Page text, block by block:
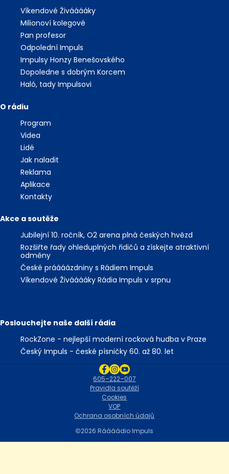
Víkendové Živááááky
Milionoví kolegové
Pan profesor
Odpolední Impuls
Impulsy Honzy Benešovského
Dopoledne s dobrým Korcem
Haló, tady Impulsovi
O rádiu
Program
Videa
Lidé
Jak naladit
Reklama
Aplikace
Kontakty
Akce a soutěže
Jubilejní 10. ročník, O2 arena plná českých hvězd
Rozšiřte řady ohleduplných řidičů a získejte atraktivní
odměny
České práááázdniny s Rádiem Impuls
Víkendové Živááááky Rádia Impuls v srpnu
Poslouchejte naše další rádia
RockZone - nejlepší moderní rocková hudba v Praze
Český Impuls - české písničky 60. až 80. let
2026 Ráááádio Impuls
Ochrana osobních údajů
VOP
Cookies
Pravidla soutěží
605–222–007